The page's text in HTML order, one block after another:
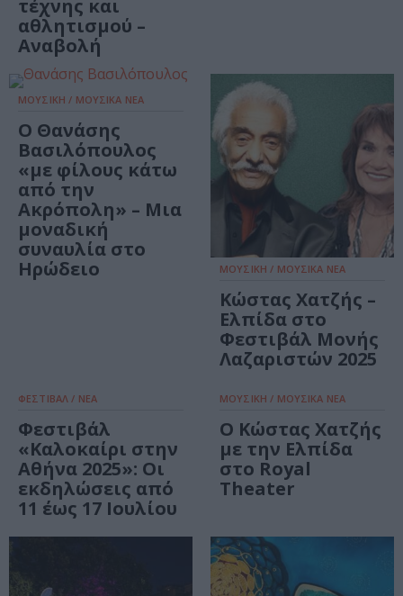
τέχνης και
αθλητισμού –
Αναβολή
ΜΟΥΣΙΚΗ / ΜΟΥΣΙΚΑ ΝΕΑ
Ο Θανάσης
Βασιλόπουλος
«με φίλους κάτω
από την
Ακρόπολη» – Μια
μοναδική
συναυλία στο
Ηρώδειο
ΜΟΥΣΙΚΗ / ΜΟΥΣΙΚΑ ΝΕΑ
Κώστας Χατζής –
Ελπίδα στο
Φεστιβάλ Μονής
Λαζαριστών 2025
ΦΕΣΤΙΒΑΛ / ΝΕΑ
Φεστιβάλ
«Καλοκαίρι στην
Αθήνα 2025»: Οι
εκδηλώσεις από
11 έως 17 Ιουλίου
ΜΟΥΣΙΚΗ / ΜΟΥΣΙΚΑ ΝΕΑ
Ο Κώστας Χατζής
με την Ελπίδα
στο Royal
Theater